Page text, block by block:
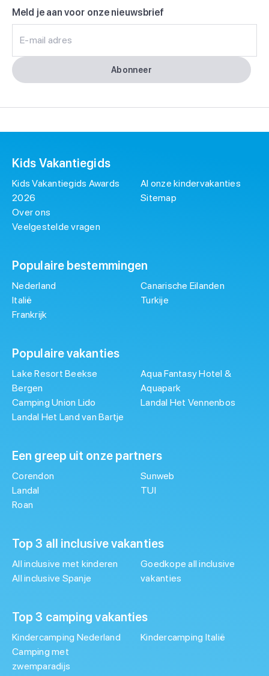
Meld je aan voor onze nieuwsbrief
E-mail adres
Abonneer
Kids Vakantiegids
Kids Vakantiegids Awards
2026
Over ons
Veelgestelde vragen
Al onze kindervakanties
Sitemap
Populaire bestemmingen
Nederland
Italië
Frankrijk
Canarische Eilanden
Turkije
Populaire vakanties
Lake Resort Beekse
Bergen
Camping Union Lido
Landal Het Land van Bartje
Aqua Fantasy Hotel &
Aquapark
Landal Het Vennenbos
Een greep uit onze partners
Corendon
Landal
Roan
Sunweb
TUI
Top 3 all inclusive vakanties
All inclusive met kinderen
All inclusive Spanje
Goedkope all inclusive
vakanties
Top 3 camping vakanties
Kindercamping Nederland
Camping met
zwemparadijs
Kindercamping Italië